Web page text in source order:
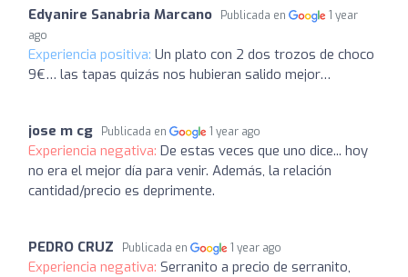
Edyanire Sanabria Marcano Publicada en
1 year
ago
Experiencia positiva: Un plato con 2 dos trozos de choco
9€… las tapas quizás nos hubieran salido mejor…
jose m cg Publicada en 1 year ago
Experiencia negativa: De estas veces que uno dice... hoy
no era el mejor día para venir. Además, la relación
cantidad/precio es deprimente.
PEDRO CRUZ Publicada en 1 year ago
Experiencia negativa: Serranito a precio de serranito,